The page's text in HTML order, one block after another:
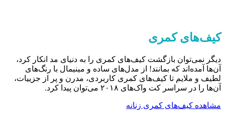
کیف‌های کمری
دیگر نمی‌توان بازگشت کیف‌های کمری را به دنیای مد انکار کرد،
آن‌ها آمده‌اند که بمانند! از مدل‌های ساده و مینیمال با رنگ‌های
لطیف و ملایم تا کیف‌های کمری کاربردی، مدرن و پر از جزییات،
آن‌ها را در سراسر کت واک‌های ۲۰۱۸ می‌توان پیدا کرد.
مشاهده کیف‌های کمری زنانه